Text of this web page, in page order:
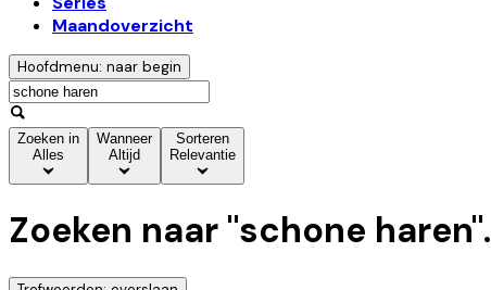
Maandoverzicht
Hoofdmenu: naar begin
Zoeken in
Alles
Wanneer
Altijd
Sorteren
Relevantie
Zoeken naar "schone haren".